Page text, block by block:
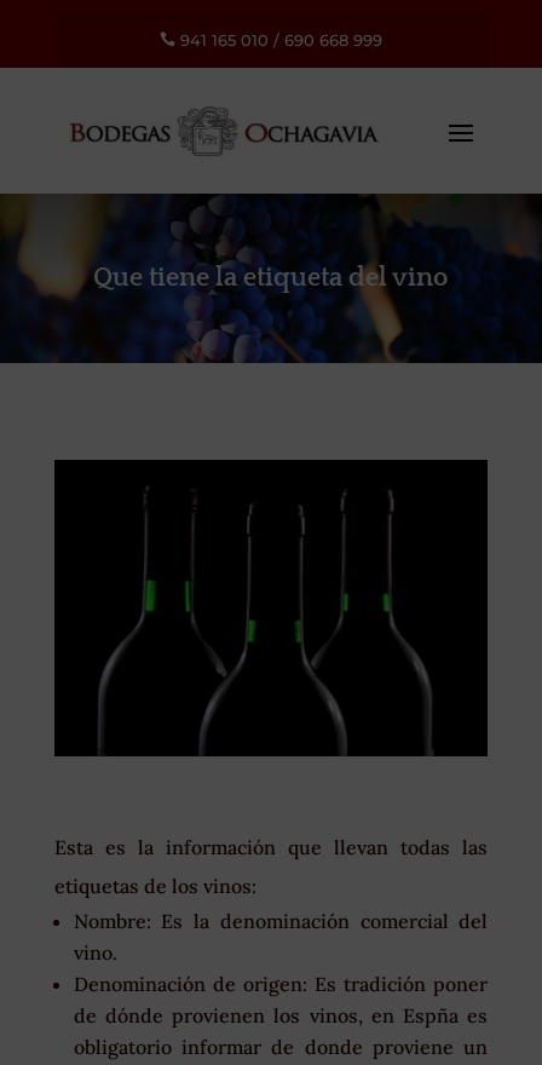
941 165 010 / 690 668 999
Que tiene la etiqueta del vino
Esta es la información que llevan todas las
etiquetas de los vinos:
Nombre: Es la denominación comercial del
vino.
Denominación de origen: Es tradición poner
de dónde provienen los vinos, en Espña es
obligatorio informar de donde proviene un